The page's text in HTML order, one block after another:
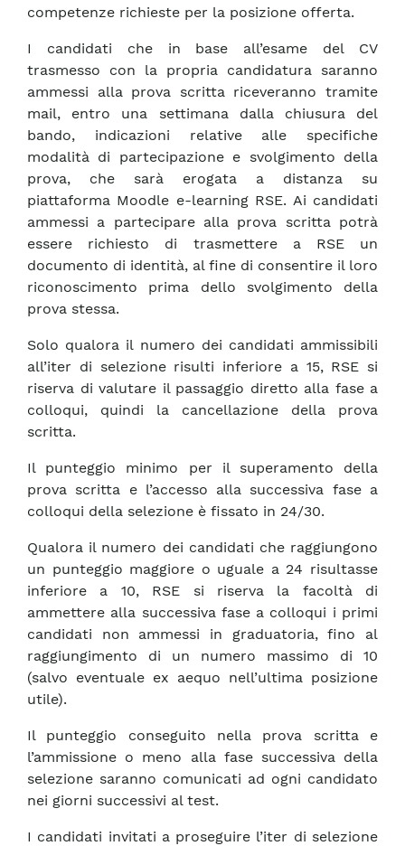
competenze richieste per la posizione offerta.
I candidati che in base all’esame del CV
trasmesso con la propria candidatura saranno
ammessi alla prova scritta riceveranno tramite
mail, entro una settimana dalla chiusura del
bando, indicazioni relative alle specifiche
modalità di partecipazione e svolgimento della
prova, che sarà erogata a distanza su
piattaforma Moodle e-learning RSE. Ai candidati
ammessi a partecipare alla prova scritta potrà
essere richiesto di trasmettere a RSE un
documento di identità, al fine di consentire il loro
riconoscimento prima dello svolgimento della
prova stessa.
Solo qualora il numero dei candidati ammissibili
all’iter di selezione risulti inferiore a 15, RSE si
riserva di valutare il passaggio diretto alla fase a
colloqui, quindi la cancellazione della prova
scritta.
Il punteggio minimo per il superamento della
prova scritta e l’accesso alla successiva fase a
colloqui della selezione è fissato in 24/30.
Qualora il numero dei candidati che raggiungono
un punteggio maggiore o uguale a 24 risultasse
inferiore a 10, RSE si riserva la facoltà di
ammettere alla successiva fase a colloqui i primi
candidati non ammessi in graduatoria, fino al
raggiungimento di un numero massimo di 10
(salvo eventuale ex aequo nell’ultima posizione
utile).
Il punteggio conseguito nella prova scritta e
l’ammissione o meno alla fase successiva della
selezione saranno comunicati ad ogni candidato
nei giorni successivi al test.
I candidati invitati a proseguire l’iter di selezione